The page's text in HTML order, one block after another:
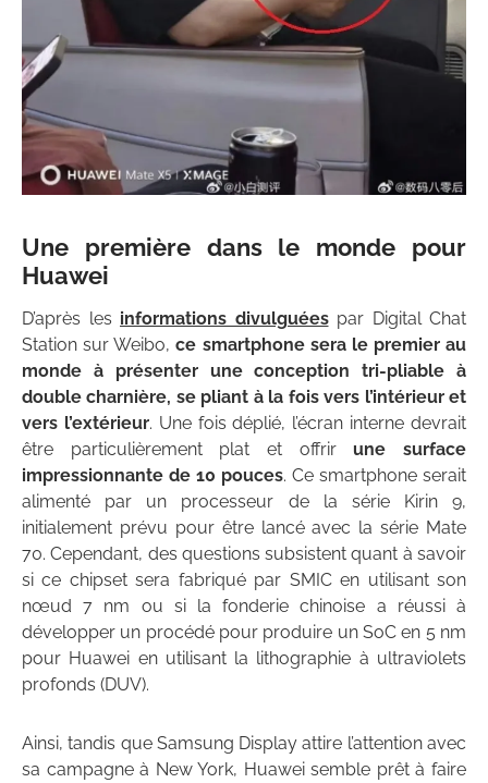
Une première dans le monde pour
Huawei
D’après les informations divulguéespar Digital Chat
Station sur Weibo,ce smartphone sera le premier au
monde à présenter une conception tri-pliable à
double charnière, se pliant à la fois vers l’intérieur et
vers l’extérieur. Une fois déplié, l’écran interne devrait
être particulièrement plat et offrir une surface
impressionnante de 10 pouces. Ce smartphone serait
alimenté par un processeur de la série Kirin 9,
initialement prévu pour être lancé avec la série Mate
70. Cependant, des questions subsistent quant à savoir
si ce chipset sera fabriqué par SMIC en utilisant son
nœud 7 nm ou si la fonderie chinoise a réussi à
développer un procédé pour produire un SoC en 5 nm
pour Huawei en utilisant la lithographie à ultraviolets
profonds (DUV).
Ainsi, tandis que Samsung Display attire l’attention avec
sa campagne à New York, Huawei semble prêt à faire